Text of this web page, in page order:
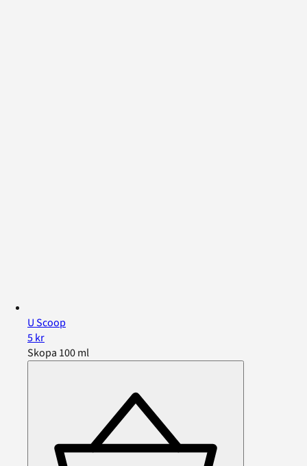
U Scoop
5 kr
Skopa 100 ml